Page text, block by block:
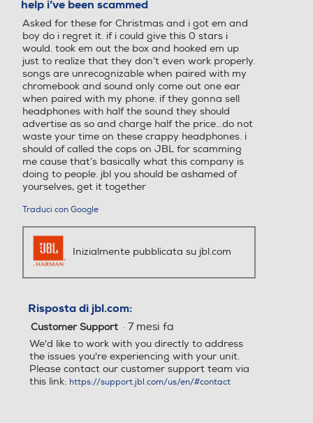
5
stelle.
help i’ve been scammed
Asked for these for Christmas and i got em and
boy do i regret it. if i could give this 0 stars i
would. took em out the box and hooked em up
just to realize that they don’t even work properly.
songs are unrecognizable when paired with my
chromebook and sound only come out one ear
when paired with my phone. if they gonna sell
headphones with half the sound they should
advertise as so and charge half the price…do not
waste your time on these crappy headphones. i
should of called the cops on JBL for scamming
me cause that’s basically what this company is
doing to people. jbl you should be ashamed of
yourselves, get it together
Traduci con Google
Inizialmente pubblicata su jbl.com
Risposta di jbl.com:
Customer Support · 7 mesi fa
We'd like to work with you directly to address
the issues you're experiencing with your unit.
Please contact our customer support team via
this link: https://support.jbl.com/us/en/#contact